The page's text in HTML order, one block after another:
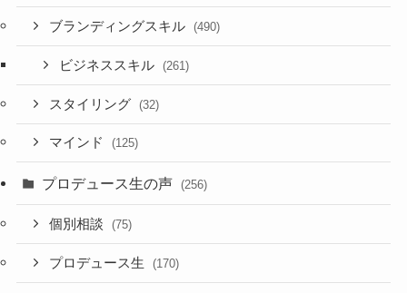
ブランディングスキル (490)
ビジネススキル (261)
スタイリング (32)
マインド (125)
プロデュース生の声 (256)
個別相談 (75)
プロデュース生 (170)